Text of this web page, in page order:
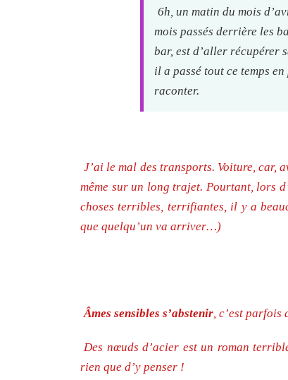
6h, un matin du mois
mois passés derrière les
bar, est d’aller récupérer
il a passé tout ce temps
raconter.
J’ai le mal des transports. Voiture, car,
même sur un long trajet. Pourtant, lors
choses terribles, terrifiantes, il y a
que quelqu’un va arriver…)
Âmes sensibles s’abstenir , c’est parfois
Des nœuds d’acier est un roman
rien que d’y penser !